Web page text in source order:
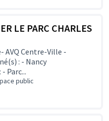
LE PARC CHARLES
AVQ Centre-Ville -
: - Nancy
Parc...
public